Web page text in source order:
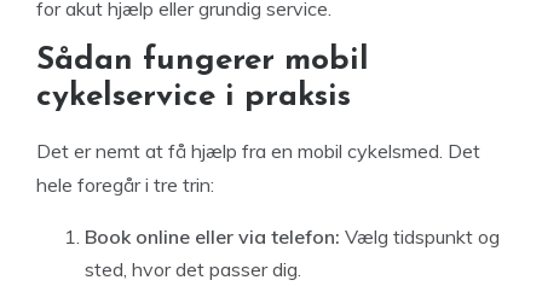
for akut hjælp eller grundig service.
Sådan fungerer mobil
cykelservice i praksis
Det er nemt at få hjælp fra en mobil cykelsmed. Det
hele foregår i tre trin:
Book online eller via telefon: Vælg tidspunkt og
sted, hvor det passer dig.